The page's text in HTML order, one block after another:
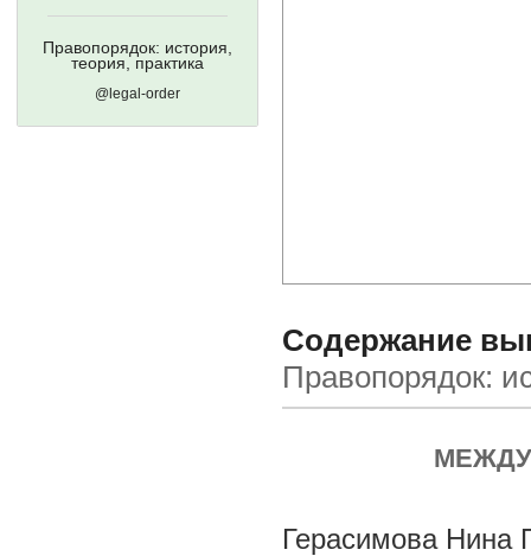
Правопорядок: история,
теория, практика
@legal-order
Содержание
Правопорядок:
Герасимова Нина